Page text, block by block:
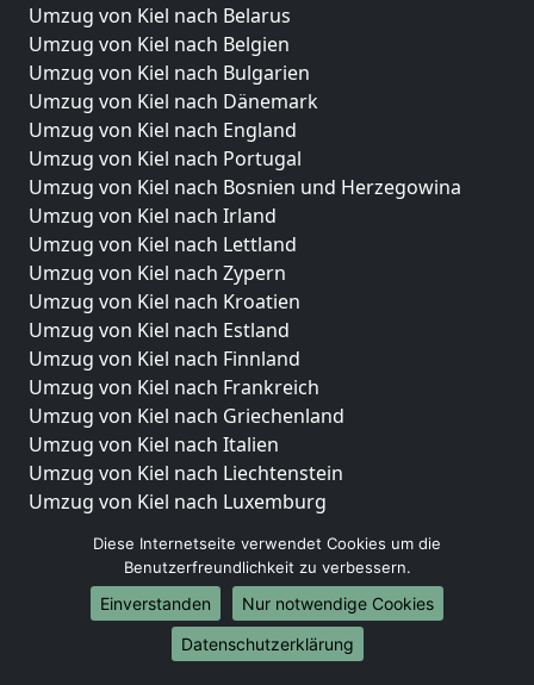
Umzug von Kiel nach Belarus
Umzug von Kiel nach Belgien
Umzug von Kiel nach Bulgarien
Umzug von Kiel nach Dänemark
Umzug von Kiel nach England
Umzug von Kiel nach Portugal
Umzug von Kiel nach Bosnien und Herzegowina
Umzug von Kiel nach Irland
Umzug von Kiel nach Lettland
Umzug von Kiel nach Zypern
Umzug von Kiel nach Kroatien
Umzug von Kiel nach Estland
Umzug von Kiel nach Finnland
Umzug von Kiel nach Frankreich
Umzug von Kiel nach Griechenland
Umzug von Kiel nach Italien
Umzug von Kiel nach Liechtenstein
Umzug von Kiel nach Luxemburg
Umzug von Kiel nach Norwegen
Umzüge-Deutschlandweit
Umzug von Kiel nach Berlin
Diese Internetseite verwendet Cookies um die
Benutzerfreundlichkeit zu verbessern.
Einverstanden
Nur notwendige Cookies
Datenschutzerklärung